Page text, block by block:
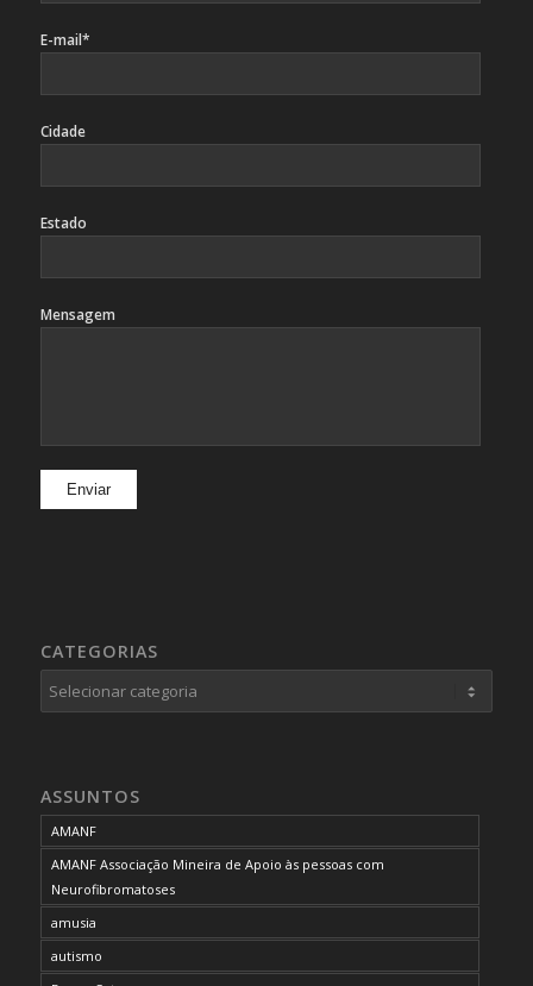
E-mail*
Cidade
Estado
Mensagem
CATEGORIAS
Categorias
ASSUNTOS
AMANF
AMANF Associação Mineira de Apoio às pessoas com
Neurofibromatoses
amusia
autismo